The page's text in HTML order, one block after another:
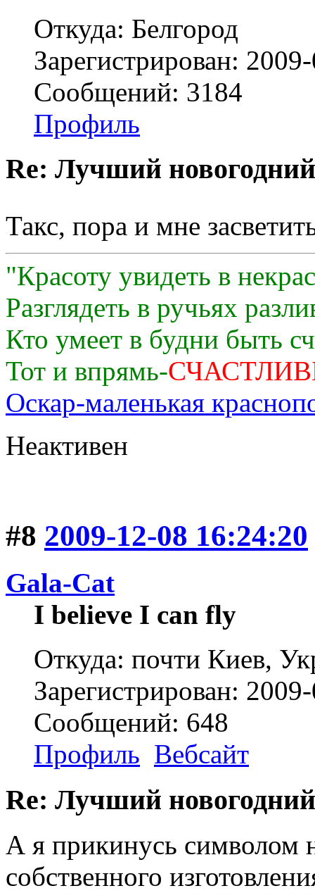
Откуда: Белгород
Зарегистрирован:
Сообщений: 3184
Профиль
Re: Лучший
Такс, пора и мне
"Красоту увидеть в
Разглядеть в ручьях
Кто умеет в будни быть
Тот и впрямь-
Оскар-маленькая
Неактивен
#8 2009-12-08 16:24:20
Gala-Cat
I believe I can fly
Откуда: почти Киев,
Зарегистрирован:
Сообщений: 648
Профиль Вебсайт
Re: Лучший
А я прикинусь символом
собственного